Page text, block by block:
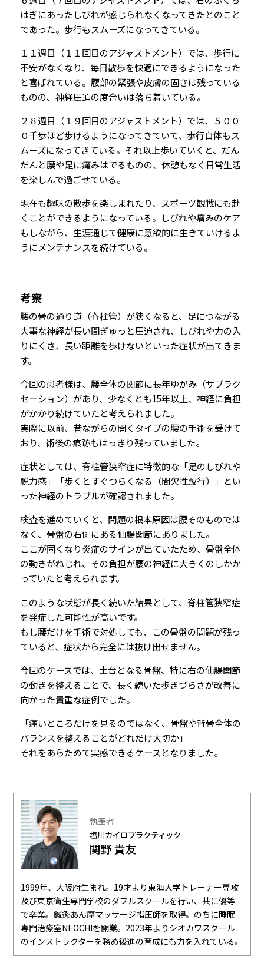
はぎにあったしびれが感じられなくなってきたとのこと
であった。歩行もスムーズになってきている。
１１週目（１１回目のアジャストメント）では、歩行に
不安がなくなり、毎日散歩を快適にできるようになった
と喜ばれている。腰部の緊張や皮膚の固さは残っている
ものの、神経圧迫の度合いは落ち着いている。
２８週目（１９回目のアジャストメント）では、５００
０千歩ほど歩けるようになってきていて、歩行自体もス
ムーズになってきている。それ以上歩いていくと、だん
だんと腰や足に痛みはでるものの、休憩もなく日常生活
を楽しんで過ごせている。
現在も趣味の散歩を楽しまれたり、スポーツ観戦にも赴
くことができるようになっている。しびれや痛みのケア
もしながら、生涯通じて健康に意欲的に生きていけるよ
うにメンテナンスを続けている。
考察
腰の骨の通り道（脊柱管）が狭くなると、足につながる
大事な神経が長い間ぎゅっと圧迫され、しびれや力の入
りにくさ、長い距離を歩けないといった症状が出てきま
す。
今回の患者様は、腰全体の関節に長年ゆがみ（サブラク
セーション）があり、少なくとも15年以上、神経に負担
がかかり続けていたと考えられました。
実際に以前、昔ながらの開くタイプの腰の手術を受けて
おり、術後の痕跡もはっきり残っていました。
症状としては、脊柱管狭窄症に特徴的な「足のしびれや
脱力感」「歩くとすぐつらくなる（間欠性跛行）」とい
った神経のトラブルが確認されました。
検査を進めていくと、問題の根本原因は腰そのものでは
なく、骨盤の右側にある仙腸関節にありました。
ここが固くなり炎症のサインが出ていたため、骨盤全体
の動きがねじれ、その負担が腰の神経に大きくのしかか
っていたと考えられます。
このような状態が長く続いた結果として、脊柱管狭窄症
を発症した可能性が高いです。
もし腰だけを手術で対処しても、この骨盤の問題が残っ
ていると、症状から完全には抜け出せません。
今回のケースでは、土台となる骨盤、特に右の仙腸関節
の動きを整えることで、長く続いた歩きづらさが改善に
向かった貴重な症例でした。
「痛いところだけを見るのではなく、骨盤や背骨全体の
バランスを整えることがどれだけ大切か」
それをあらためて実感できるケースとなりました。
執筆者
塩川カイロプラクティック
関野 貴友
1999年、大阪府生まれ。19才より東海大学トレーナー専攻
及び東京衛生専門学校のダブルスクールを行い、共に優等
で卒業。鍼灸あん摩マッサージ指圧師を取得。のちに睡眠
専門治療室NEOCHIを開業。2023年よりシオカワスクール
のインストラクターを務め後進の育成にも力を入れている。